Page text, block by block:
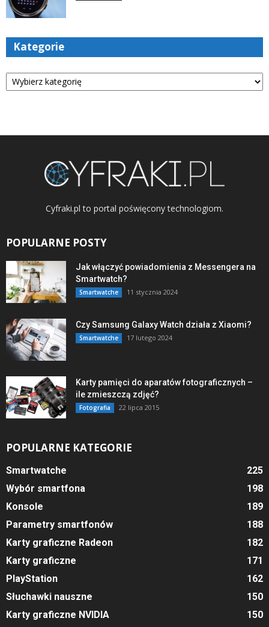
Kategorie
Kategorie
Cyfraki.pl to portal poświęcony technologiom.
POPULARNE POSTY
Jak włączyć powiadomienia z Messengera na
Smartwatch?
Smartwatche 11 stycznia 2024
Czy Samsung Galaxy Watch działa z Xiaomi?
Smartwatche 17 lutego 2024
Karty pamięci do aparatów fotograficznych –
ile zmieszczą zdjęć?
Fotografia 22 lipca 2015
POPULARNE KATEGORIE
Smartwatche
225
Wybór smartfona
198
Konsole
189
Parametry smartfonów
188
Karty graficzne Radeon
182
Karty graficzne
171
PlayStation
162
Słuchawki nauszne
150
Karty graficzne NVIDIA
150